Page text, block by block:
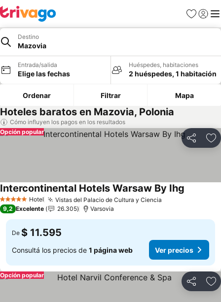
Favoritos
Iniciar
Destino
Mazovia
Entrada/salida
Elige las fechas
Huéspedes, habitaciones
2 huéspedes, 1 habitación
Ordenar Filtrar Mapa
Hoteles baratos en Mazovia, Polonia
Cómo influyen los pagos en los resultados
Compartir
Opción popular
5 Estrellas Hotel Vistas del Palacio de Cultura y Ciencia
Intercontinental Hotels Warsaw By Ihg
9,2 Excelente 26.305 Varsovia
De $ 11.595
Consultá los precios de 1 página web Ver precios
Compartir
Opción popular